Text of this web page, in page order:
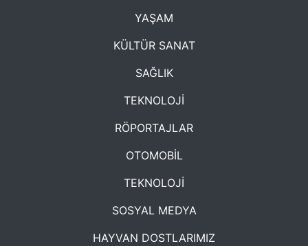
YAŞAM
KÜLTÜR SANAT
SAĞLIK
TEKNOLOJİ
RÖPORTAJLAR
OTOMOBİL
TEKNOLOJİ
SOSYAL MEDYA
HAYVAN DOSTLARIMIZ